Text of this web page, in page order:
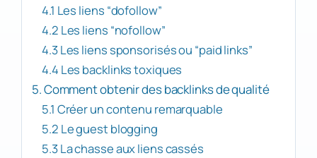
4.1 Les liens “dofollow”
4.2 Les liens “nofollow”
4.3 Les liens sponsorisés ou “paid links”
4.4 Les backlinks toxiques
5. Comment obtenir des backlinks de qualité
5.1 Créer un contenu remarquable
5.2 Le guest blogging
5.3 La chasse aux liens cassés